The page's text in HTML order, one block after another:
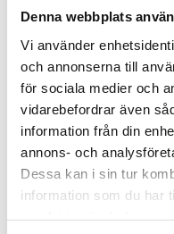
Denna webbplats
Vi använder
och annonserna till
för sociala medier och
vidarebefordrar även
information från din
annons- och
Dessa kan i sin tur
information som du har
Remisser
Samverkan med
Srf Fokusrapport
företagande
Våra nyhetskanaler